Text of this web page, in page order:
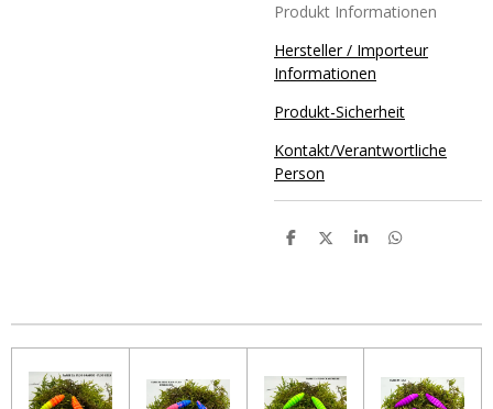
Produkt Informationen
Hersteller / Importeur
Informationen
Produkt-Sicherheit
Kontakt/Verantwortliche
Person
T
n
T
n
T
n
T
n